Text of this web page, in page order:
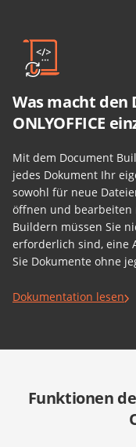
Was macht den
ONLYOFFICE
Mit dem Document
jedes Dokument Ihr
sowohl für neue
öffnen und bearbeiten
Buildern müssen Sie
erforderlich sind, eine
Sie Dokumente ohne
Dokumentation lesen
Funktionen